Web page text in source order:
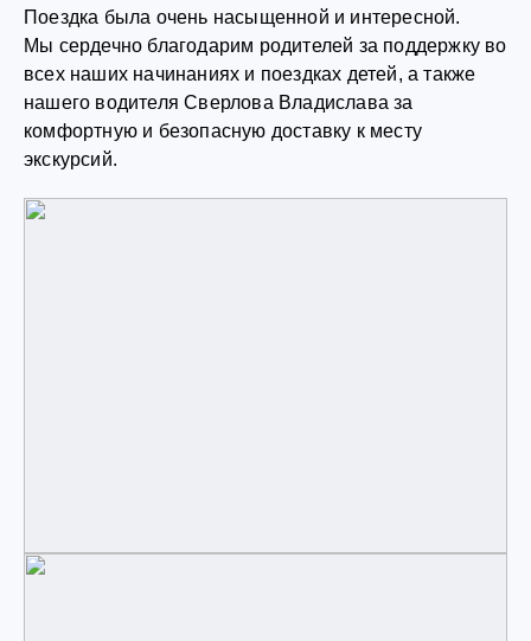
Поездка была очень насыщенной и интересной.
Мы сердечно благодарим родителей за поддержку во
всех наших начинаниях и поездках детей, а также
нашего водителя Сверлова Владислава за
комфортную и безопасную доставку к месту
экскурсий.